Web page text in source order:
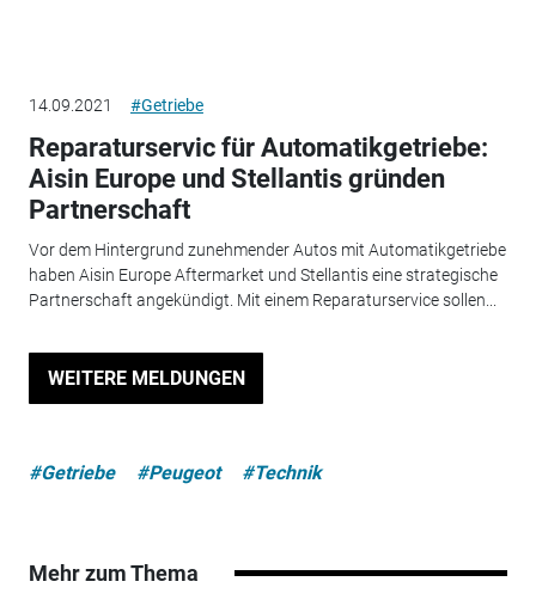
14.09.2021 #Getriebe
Reparaturservic für Automatikgetriebe:
Aisin Europe und Stellantis gründen
Partnerschaft
Vor dem Hintergrund zunehmender Autos mit Automatikgetriebe
haben Aisin Europe Aftermarket und Stellantis eine strategische
Partnerschaft angekündigt. Mit einem Reparaturservice sollen...
WEITERE MELDUNGEN
#Getriebe #Peugeot #Technik
Mehr zum Thema